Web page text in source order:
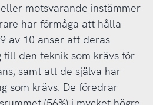
motsvarande instämmer
har förmåga att hålla
av 10 anser att deras
till den teknik som krävs för
samt att de själva har
som krävs. De föredrar